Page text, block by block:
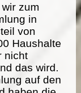
zum
in
von
Haushalte
nicht
das wird.
auf den